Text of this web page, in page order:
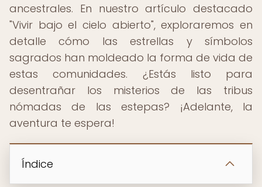
ancestrales. En nuestro artículo destacado
"Vivir bajo el cielo abierto", exploraremos en
detalle cómo las estrellas y símbolos
sagrados han moldeado la forma de vida de
estas comunidades. ¿Estás listo para
desentrañar los misterios de las tribus
nómadas de las estepas? ¡Adelante, la
aventura te espera!
Índice